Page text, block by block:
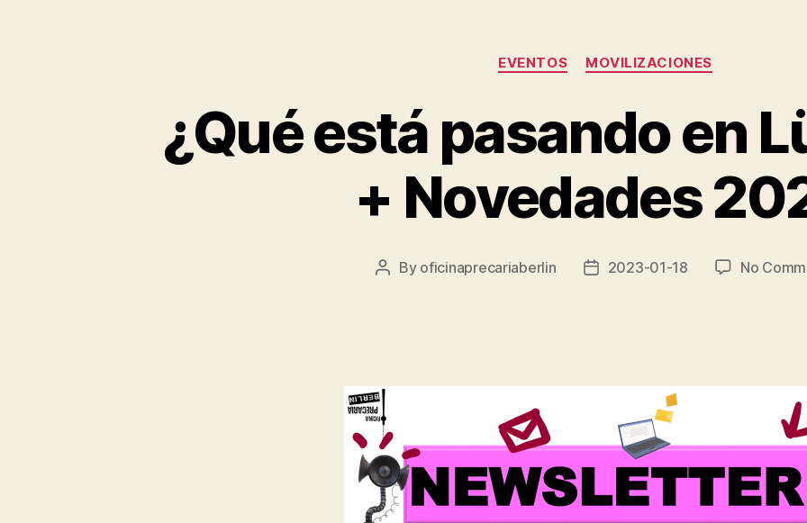
Categories
EVENTOS MOVILIZACIONES
¿Qué está pasando en
+ Novedades
Post
By oficinaprecariaberlin
Post2023-01-18 No